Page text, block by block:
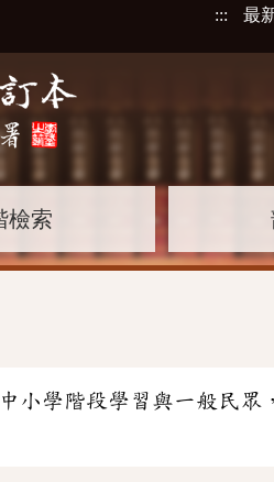
::: 最
檢索
中小學階段學習與一般民眾